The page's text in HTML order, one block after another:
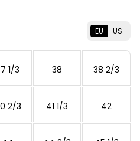
EU US
1/3 38 38 2/3
2/3 41 1/3 42